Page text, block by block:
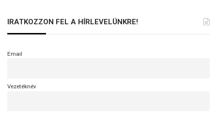
IRATKOZZON FEL A HÍRLEVELÜNKRE!
Email
Vezetéknév